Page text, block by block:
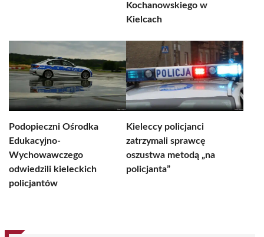
Kochanowskiego w
Kielcach
Podopieczni Ośrodka
Edukacyjno-
Wychowawczego
odwiedzili kieleckich
policjantów
Kieleccy policjanci
zatrzymali sprawcę
oszustwa metodą „na
policjanta”